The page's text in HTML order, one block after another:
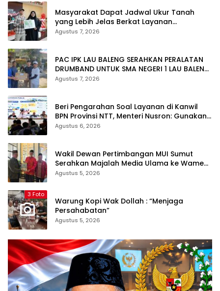
Masyarakat Dapat Jadwal Ukur Tanah
yang Lebih Jelas Berkat Layanan
Pengukuran Terjadwal
Agustus 7, 2026
PAC IPK LAU BALENG SERAHKAN PERALATAN
DRUMBAND UNTUK SMA NEGERI 1 LAU BALENG
SAMBUT HUT RI KE-81
Agustus 7, 2026
Beri Pengarahan Soal Layanan di Kanwil
BPN Provinsi NTT, Menteri Nusron: Gunakan
Sudut Pandang Masyarakat
Agustus 6, 2026
Wakil Dewan Pertimbangan MUI Sumut
Serahkan Majalah Media Ulama ke Wamen
dan Ketum PP Persis di Balige
Agustus 5, 2026
3 Foto
Warung Kopi Wak Dollah : “Menjaga
Persahabatan”
Agustus 5, 2026